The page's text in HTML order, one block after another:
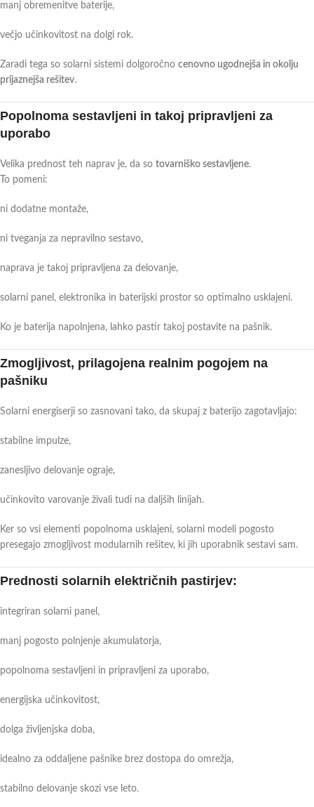
manj obremenitve baterije,
večjo učinkovitost na dolgi rok.
Zaradi tega so solarni sistemi dolgoročno cenovno ugodnejša in okolju
prijaznejša rešitev.
Popolnoma sestavljeni in takoj pripravljeni za
uporabo
Velika prednost teh naprav je, da so tovarniško sestavljene.
To pomeni:
ni dodatne montaže,
ni tveganja za nepravilno sestavo,
naprava je takoj pripravljena za delovanje,
solarni panel, elektronika in baterijski prostor so optimalno usklajeni.
Ko je baterija napolnjena, lahko pastir takoj postavite na pašnik.
Zmogljivost, prilagojena realnim pogojem na
pašniku
Solarni energiserji so zasnovani tako, da skupaj z baterijo zagotavljajo:
stabilne impulze,
zanesljivo delovanje ograje,
učinkovito varovanje živali tudi na daljših linijah.
Ker so vsi elementi popolnoma usklajeni, solarni modeli pogosto
presegajo zmogljivost modularnih rešitev, ki jih uporabnik sestavi sam.
Prednosti solarnih električnih pastirjev:
integriran solarni panel,
manj pogosto polnjenje akumulatorja,
popolnoma sestavljeni in pripravljeni za uporabo,
energijska učinkovitost,
dolga življenjska doba,
idealno za oddaljene pašnike brez dostopa do omrežja,
stabilno delovanje skozi vse leto.